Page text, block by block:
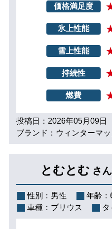
価格満足度
氷上性能
雪上性能
持続性
燃費
投稿日：2026年05月09日
ブランド：ウィンターマ
とむとむ さ
性別： 男性 年齢：
車種： プリウス タ